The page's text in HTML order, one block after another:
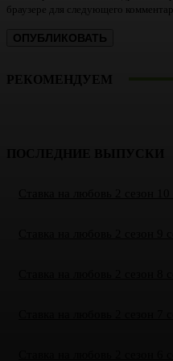
браузере для следующего
РЕКОМЕНДУЕМ